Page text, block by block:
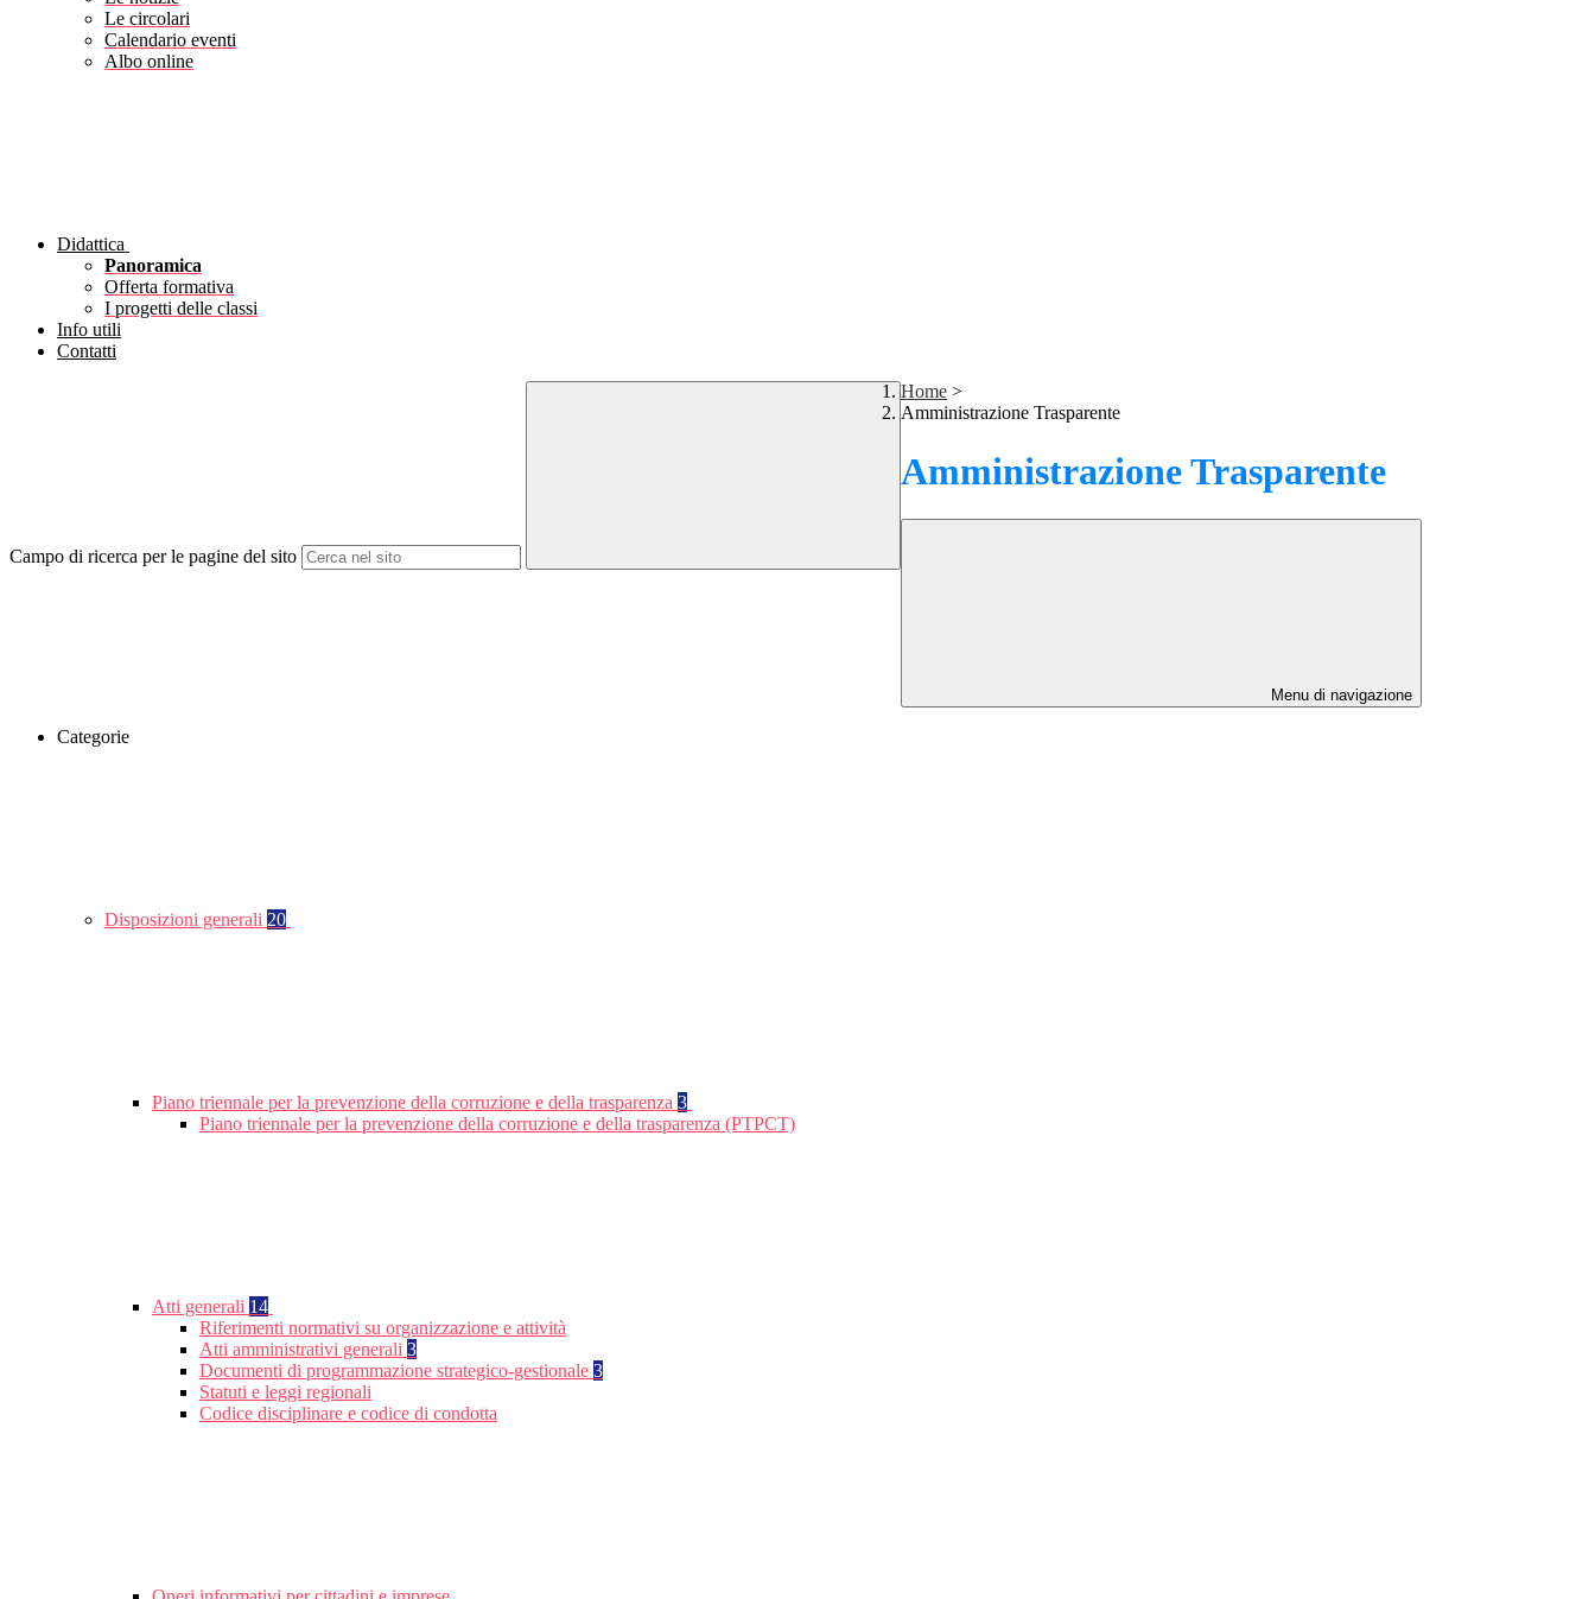
Le circolari
Calendario eventi
Albo online
Didattica
Panoramica
Offerta formativa
I progetti delle classi
Info utili
Contatti
Campo di ricerca per le pagine del sito
Home >
Amministrazione Trasparente
Amministrazione Trasparente
Menu di navigazione
Categorie
Disposizioni generali 20
Piano triennale per la prevenzione della corruzione e della trasparenza 3
Piano triennale per la prevenzione della corruzione e della trasparenza (PTPCT)
Atti generali 14
Riferimenti normativi su organizzazione e attività
Atti amministrativi generali 3
Documenti di programmazione strategico-gestionale 3
Statuti e leggi regionali
Codice disciplinare e codice di condotta